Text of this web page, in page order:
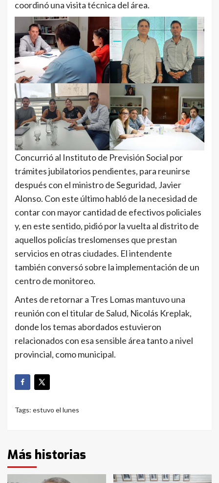
coordinó una visita técnica del área.
Concurrió al Instituto de Previsión Social por
trámites jubilatorios pendientes, para reunirse
después con el ministro de Seguridad, Javier
Alonso. Con este último habló de la necesidad de
contar con mayor cantidad de efectivos policiales
y, en este sentido, pidió por la vuelta al distrito de
aquellos policías treslomenses que prestan
servicios en otras ciudades. El intendente
también conversó sobre la implementación de un
centro de monitoreo.
Antes de retornar a Tres Lomas mantuvo una
reunión con el titular de Salud, Nicolás Kreplak,
donde los temas abordados estuvieron
relacionados con esa sensible área tanto a nivel
provincial, como municipal.
Tags: estuvo el lunes
Más historias